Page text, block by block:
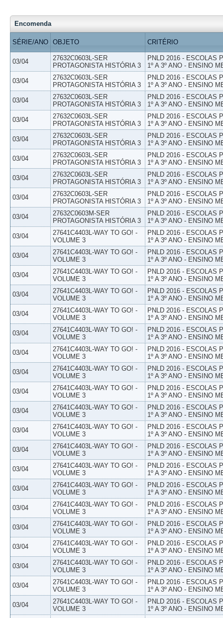
Encomenda
SÉRIE/ANO OBJETO CRITÉRIO
03/04
27632C0603L-SER
PROTAGONISTA HISTÓRIA 3
PNLD 2016 - ESCOLAS
1º A 3º ANO - ENSINO
03/04
27632C0603L-SER
PROTAGONISTA HISTÓRIA 3
PNLD 2016 - ESCOLAS
1º A 3º ANO - ENSINO
03/04
27632C0603L-SER
PROTAGONISTA HISTÓRIA 3
PNLD 2016 - ESCOLAS
1º A 3º ANO - ENSINO
03/04
27632C0603L-SER
PROTAGONISTA HISTÓRIA 3
PNLD 2016 - ESCOLAS
1º A 3º ANO - ENSINO
03/04
27632C0603L-SER
PROTAGONISTA HISTÓRIA 3
PNLD 2016 - ESCOLAS
1º A 3º ANO - ENSINO
03/04
27632C0603L-SER
PROTAGONISTA HISTÓRIA 3
PNLD 2016 - ESCOLAS
1º A 3º ANO - ENSINO
03/04
27632C0603L-SER
PROTAGONISTA HISTÓRIA 3
PNLD 2016 - ESCOLAS
1º A 3º ANO - ENSINO
03/04
27632C0603L-SER
PROTAGONISTA HISTÓRIA 3
PNLD 2016 - ESCOLAS
1º A 3º ANO - ENSINO
03/04
27632C0603M-SER
PROTAGONISTA HISTÓRIA 3
PNLD 2016 - ESCOLAS
1º A 3º ANO - ENSINO
03/04
27641C4403L-WAY TO GO! -
VOLUME 3
PNLD 2016 - ESCOLAS
1º A 3º ANO - ENSINO
03/04
27641C4403L-WAY TO GO! -
VOLUME 3
PNLD 2016 - ESCOLAS
1º A 3º ANO - ENSINO
03/04
27641C4403L-WAY TO GO! -
VOLUME 3
PNLD 2016 - ESCOLAS
1º A 3º ANO - ENSINO
03/04
27641C4403L-WAY TO GO! -
VOLUME 3
PNLD 2016 - ESCOLAS
1º A 3º ANO - ENSINO
03/04
27641C4403L-WAY TO GO! -
VOLUME 3
PNLD 2016 - ESCOLAS
1º A 3º ANO - ENSINO
03/04
27641C4403L-WAY TO GO! -
VOLUME 3
PNLD 2016 - ESCOLAS
1º A 3º ANO - ENSINO
03/04
27641C4403L-WAY TO GO! -
VOLUME 3
PNLD 2016 - ESCOLAS
1º A 3º ANO - ENSINO
03/04
27641C4403L-WAY TO GO! -
VOLUME 3
PNLD 2016 - ESCOLAS
1º A 3º ANO - ENSINO
03/04
27641C4403L-WAY TO GO! -
VOLUME 3
PNLD 2016 - ESCOLAS
1º A 3º ANO - ENSINO
03/04
27641C4403L-WAY TO GO! -
VOLUME 3
PNLD 2016 - ESCOLAS
1º A 3º ANO - ENSINO
03/04
27641C4403L-WAY TO GO! -
VOLUME 3
PNLD 2016 - ESCOLAS
1º A 3º ANO - ENSINO
03/04
27641C4403L-WAY TO GO! -
VOLUME 3
PNLD 2016 - ESCOLAS
1º A 3º ANO - ENSINO
03/04
27641C4403L-WAY TO GO! -
VOLUME 3
PNLD 2016 - ESCOLAS
1º A 3º ANO - ENSINO
03/04
27641C4403L-WAY TO GO! -
VOLUME 3
PNLD 2016 - ESCOLAS
1º A 3º ANO - ENSINO
03/04
27641C4403L-WAY TO GO! -
VOLUME 3
PNLD 2016 - ESCOLAS
1º A 3º ANO - ENSINO
03/04
27641C4403L-WAY TO GO! -
VOLUME 3
PNLD 2016 - ESCOLAS
1º A 3º ANO - ENSINO
03/04
27641C4403L-WAY TO GO! -
VOLUME 3
PNLD 2016 - ESCOLAS
1º A 3º ANO - ENSINO
03/04
27641C4403L-WAY TO GO! -
VOLUME 3
PNLD 2016 - ESCOLAS
1º A 3º ANO - ENSINO
03/04
27641C4403L-WAY TO GO! -
VOLUME 3
PNLD 2016 - ESCOLAS
1º A 3º ANO - ENSINO
03/04
27641C4403L-WAY TO GO! -
VOLUME 3
PNLD 2016 - ESCOLAS
1º A 3º ANO - ENSINO